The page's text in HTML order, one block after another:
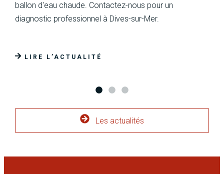
ballon d'eau chaude. Contactez-nous pour un
diagnostic professionnel à Dives-sur-Mer.
LIRE L’ACTUALITÉ
Les actualités